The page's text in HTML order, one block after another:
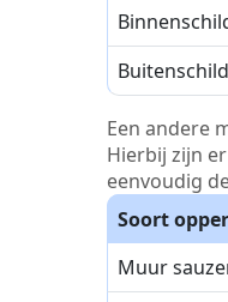
Een andere
Hierbij zijn
eenvoudig
Soort
Muur